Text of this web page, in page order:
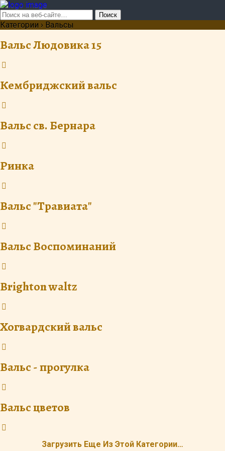
Категории › Вальсы
Вальс Людовика 15
Кембриджский вальс
Вальс св. Бернара
Ринка
Вальс "Травиата"
Вальс Воспоминаний
Brighton waltz
Хогвардский вальс
Вальс - прогулка
Вальс цветов
Загрузить Еще Из Этой Категории…